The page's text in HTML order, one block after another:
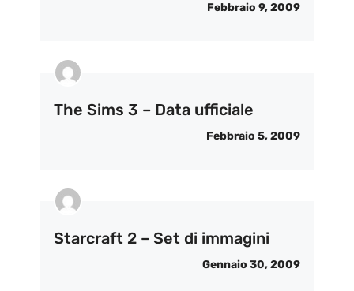
Febbraio 9, 2009
The Sims 3 – Data ufficiale
Febbraio 5, 2009
Starcraft 2 – Set di immagini
Gennaio 30, 2009